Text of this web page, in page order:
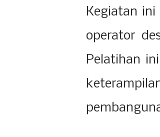
Kegiatan
operator
Pelatihan